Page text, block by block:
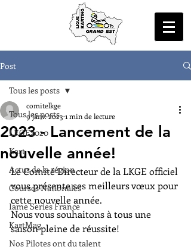
Post
Tous les posts
LKGE2020
Kart
Actus de la région
Courses Nationales
Iame Series France
KartMag
Nos Pilotes ont du talent
Tous les posts
2023 - Lancement de la
nouvelle année!
comitelkge
9 janv. 2023 1 min de lecture
Le Comité Directeur de la LKGE officiel
vous présente ses meilleurs vœux pour
cette nouvelle année.
Nous vous souhaitons à tous une
saison pleine de réussite!